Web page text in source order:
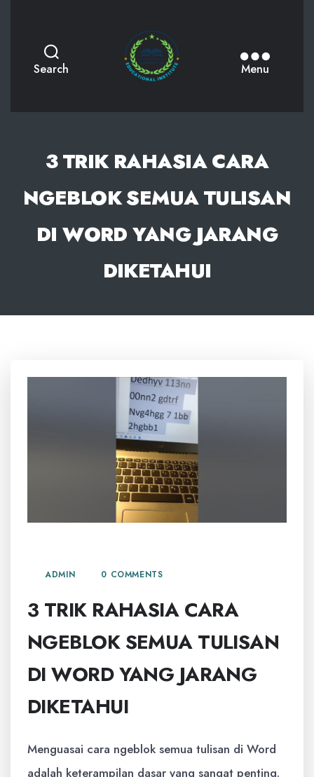
Search Menu
3 TRIK RAHASIA CARA
NGEBLOK SEMUA TULISAN
DI WORD YANG JARANG
DIKETAHUI
ADMIN 0 COMMENTS
3 TRIK RAHASIA CARA
NGEBLOK SEMUA TULISAN
DI WORD YANG JARANG
DIKETAHUI
Menguasai cara ngeblok semua tulisan di Word
adalah keterampilan dasar yang sangat penting.